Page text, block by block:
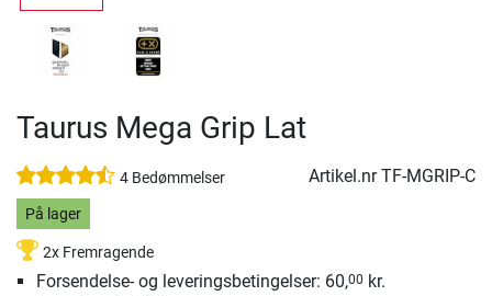
Taurus Mega Grip Lat
4 Bedømmelser Artikel.nrTF-MGRIP-C
På lager
2x Fremragende
Forsendelse- og leveringsbetingelser: 60,00 kr.